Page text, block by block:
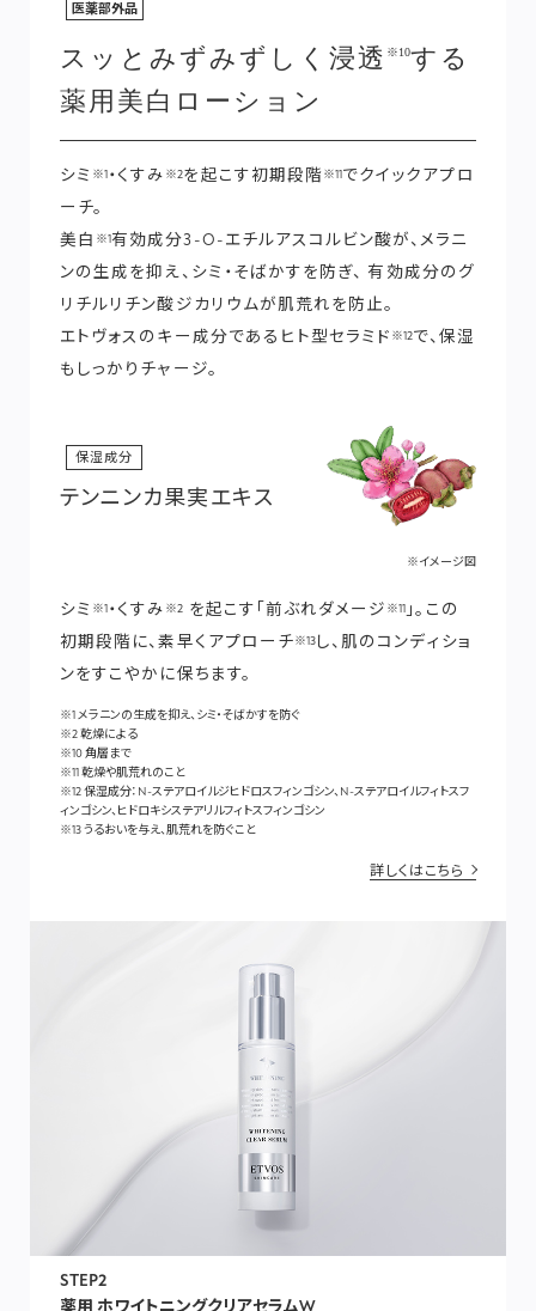
医薬部外品
スッとみずみずしく浸透 ※10する
薬用美白ローション
シミ ※1・くすみ ※2を起こす初期段階※11でクイックアプロ
ーチ。
美白 ※1有効成分3-O-エチルアスコルビン酸が、メラニ
ンの生成を抑え、シミ・そばかすを防ぎ、 有効成分のグ
リチルリチン酸ジカリウムが肌荒れを防止。
エトヴォスのキー成分であるヒト型セラミド ※12で、保湿
もしっかりチャージ。
保湿成分
テンニンカ果実エキス
※イメージ図
シミ ※1・くすみ ※2 を起こす「前ぶれダメージ ※11 」。この
初期段階に、素早くアプローチ※13し、肌のコンディショ
ンをすこやかに保ちます。
※1 メラニンの生成を抑え、シミ・そばかすを防ぐ
※2 乾燥による
※10 角層まで
※11 乾燥や肌荒れのこと
※12 保湿成分：N-ステアロイルジヒドロスフィンゴシン、N-ステアロイルフィトスフ
ィンゴシン、ヒドロキシステアリルフィトスフィンゴシン
※13 うるおいを与え、肌荒れを防ぐこと
詳しくはこちら
STEP2
薬用 ホワイトニングクリアセラムW